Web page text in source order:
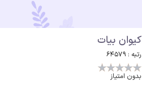
کیوان بیات
رتبه : 64579
بدون امتیاز